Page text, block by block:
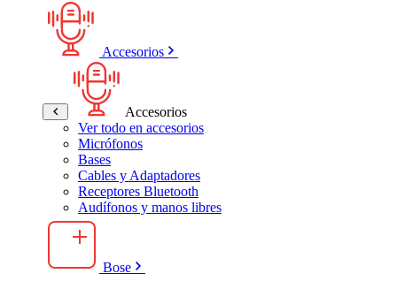
Accesorios
Accesorios
Ver todo en accesorios
Micrófonos
Bases
Cables y Adaptadores
Receptores Bluetooth
Audífonos y manos libres
Bose